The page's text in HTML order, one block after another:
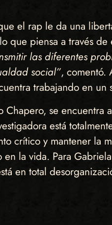
el rap le da una
que piensa a través de
las diferentes
social”, comentó.
trabajando en
se
está
crítico y mantener la
la vida. Para
en total